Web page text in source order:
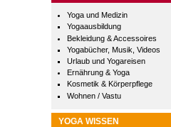
Yoga und Medizin
Yogaausbildung
Bekleidung & Accessoires
Yogabücher, Musik, Videos
Urlaub und Yogareisen
Ernährung & Yoga
Kosmetik & Körperpflege
Wohnen / Vastu
YOGA WISSEN